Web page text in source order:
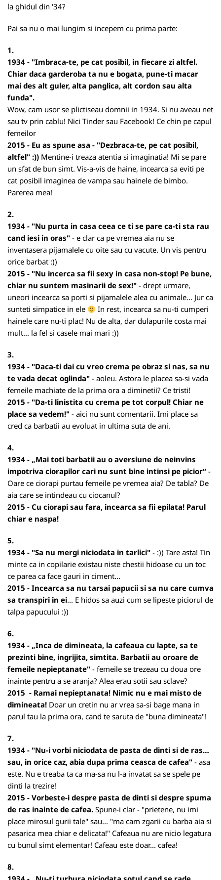
la ghidul din '34?
Pai sa nu o mai lungim si incepem cu prima parte:
1.
1934 - "Imbraca-te, pe cat posibil, in fiecare zi altfel.
Chiar daca garderoba ta nu e bogata, pune-ti macar
mai des alt guler, alta panglica, alt cordon sau alta
funda".
Wow, cam usor se plictiseau domnii in 1934. Si nu aveau net
sau tv prin cablu! Nici Tinder sau Facebook! Ce chin pe capul
femeilor
2015 - Eu as spune asa - "Dezbraca-te, pe cat posibil,
altfel" :)) Mentine-i treaza atentia si imaginatia! Mi se pare
un sfat de bun simt. Vis-a-vis de haine, incearca sa eviti pe
cat posibil imaginea de vampa sau hainele de bimbo.
Parerea mea!
2.
1934 - "Nu purta in casa ceea ce ti se pare ca-ti sta rau
cand iesi in oras" - e clar ca pe vremea aia nu se
inventasera pijamalele cu oite sau cu vacute. Un vis pentru
orice barbat :))
2015 - "Nu incerca sa fii sexy in casa non-stop! Pe bune,
chiar nu suntem masinarii de sex!" - drept urmare,
uneori incearca sa porti si pijamalele alea cu animale... Jur ca
sunteti simpatice in ele
In rest, incearca sa nu-ti cumperi
hainele care nu-ti plac! Nu de alta, dar dulapurile costa mai
mult... la fel si casele mai mari :))
3.
1934 - "Daca-ti dai cu vreo crema pe obraz si nas, sa nu
te vada decat oglinda" - aoleu. Astora le placea sa-si vada
femeile machiate de la prima ora a diminetii? Ce tristi!
2015 - "Da-ti linistita cu crema pe tot corpul! Chiar ne
place sa vedem!" - aici nu sunt comentarii. Imi place sa
cred ca barbatii au evoluat in ultima suta de ani.
4.
1934 - „Mai toti barbatii au o aversiune de neinvins
impotriva ciorapilor cari nu sunt bine intinsi pe picior“ -
Oare ce ciorapi purtau femeile pe vremea aia? De tabla? De
aia care se intindeau cu ciocanul?
2015 - Cu ciorapi sau fara, incearca sa fii epilata! Parul
chiar e naspa!
5.
1934 - "Sa nu mergi niciodata in tarlici" - :)) Tare asta! Tin
minte ca in copilarie existau niste chestii hidoase cu un toc
ce parea ca face gauri in ciment...
2015 - Incearca sa nu tarsai papucii si sa nu care cumva
sa transpiri in ei... E hidos sa auzi cum se lipeste piciorul de
talpa papucului :))
6.
1934 - „Inca de dimineata, la cafeaua cu lapte, sa te
prezinti bine, ingrijita, simtita. Barbatii au oroare de
femeile nepieptanate" - femeile se trezeau cu doua ore
inainte pentru a se aranja? Alea erau sotii sau sclave?
2015 - Ramai nepieptanata! Nimic nu e mai misto de
dimineata! Doar un cretin nu ar vrea sa-si bage mana in
parul tau la prima ora, cand te saruta de "buna dimineata"!
7.
1934 - "Nu-i vorbi niciodata de pasta de dinti si de ras…
sau, in orice caz, abia dupa prima ceasca de cafea" - asa
este. Nu e treaba ta ca ma-sa nu l-a invatat sa se spele pe
dinti la trezire!
2015 - Vorbeste-i despre pasta de dinti si despre spuma
de ras inainte de cafea. Spune-i clar - "prietene, nu imi
place mirosul gurii tale" sau... "ma cam zgarii cu barba aia si
pasarica mea chiar e delicata!" Cafeaua nu are nicio legatura
cu bunul simt elementar! Cafeau este doar... cafea!
8.